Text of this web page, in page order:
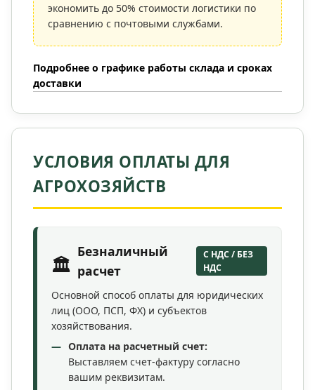
экономить до 50% стоимости логистики по
сравнению с почтовыми службами.
Подробнее о графике работы склада и сроках
доставки
УСЛОВИЯ ОПЛАТЫ ДЛЯ
АГРОХОЗЯЙСТВ
🏛️
Безналичный
расчет
С НДС / БЕЗ
НДС
Основной способ оплаты для юридических
лиц (ООО, ПСП, ФХ) и субъектов
хозяйствования.
Оплата на расчетный счет:
Выставляем счет-фактуру согласно
вашим реквизитам.